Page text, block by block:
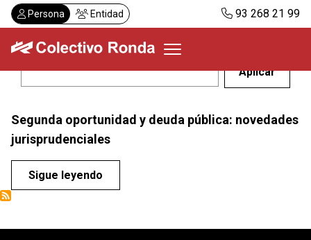
Pasar
al
contenido
Persona Entidad 93 268 21 99
Servicios
Actualidad
Despachos
Solicitar visita
Segunda oportunidad y deuda pública: novedades
jurisprudenciales
Sigue leyendo